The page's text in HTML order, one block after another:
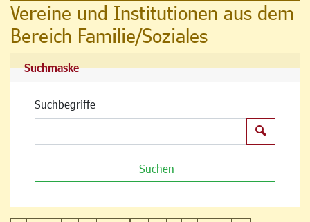
Vereine und Institutionen aus dem
Bereich Familie/Soziales
Suchmaske
Suchbegriffe
Suchen